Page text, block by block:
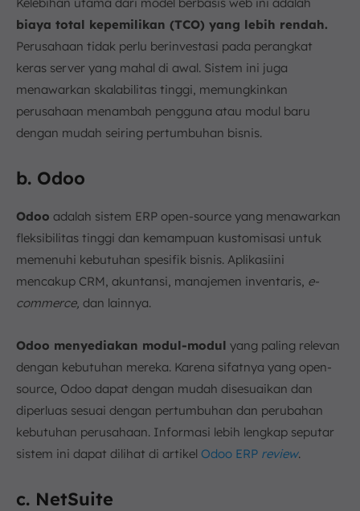
biaya total kepemilikan (TCO) yang lebih rendah.
Perusahaan tidak perlu berinvestasi pada perangkat
keras server yang mahal di awal. Sistem ini juga
menawarkan skalabilitas tinggi, memungkinkan
perusahaan menambah pengguna atau modul baru
dengan mudah seiring pertumbuhan bisnis.
b. Odoo
Odoo adalah sistem ERP open-source yang menawarkan
fleksibilitas tinggi dan kemampuan kustomisasi untuk
memenuhi kebutuhan spesifik bisnis. Aplikasiini
mencakup CRM, akuntansi, manajemen inventaris, e-
commerce, dan lainnya.
Odoo menyediakan modul-modul yang paling relevan
dengan kebutuhan mereka. Karena sifatnya yang open-
source, Odoo dapat dengan mudah disesuaikan dan
diperluas sesuai dengan pertumbuhan dan perubahan
kebutuhan perusahaan. Informasi lebih lengkap seputar
sistem ini dapat dilihat di artikel Odoo ERP review.
c. NetSuite